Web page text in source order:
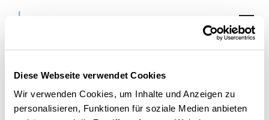
Diese Webseite verwendet Cookies
Wir verwenden Cookies, um Inhalte und Anzeigen zu
personalisieren, Funktionen für soziale Medien anbieten